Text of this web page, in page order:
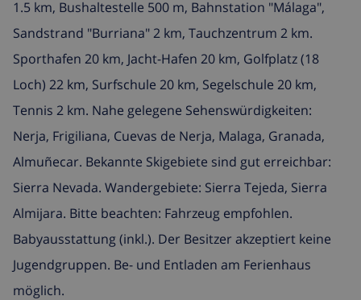
1.5 km, Bushaltestelle 500 m, Bahnstation "Málaga",
Sandstrand "Burriana" 2 km, Tauchzentrum 2 km.
Sporthafen 20 km, Jacht-Hafen 20 km, Golfplatz (18
Loch) 22 km, Surfschule 20 km, Segelschule 20 km,
Tennis 2 km. Nahe gelegene Sehenswürdigkeiten:
Nerja, Frigiliana, Cuevas de Nerja, Malaga, Granada,
Almuñecar. Bekannte Skigebiete sind gut erreichbar:
Sierra Nevada. Wandergebiete: Sierra Tejeda, Sierra
Almijara. Bitte beachten: Fahrzeug empfohlen.
Babyausstattung (inkl.). Der Besitzer akzeptiert keine
Jugendgruppen. Be- und Entladen am Ferienhaus
möglich.